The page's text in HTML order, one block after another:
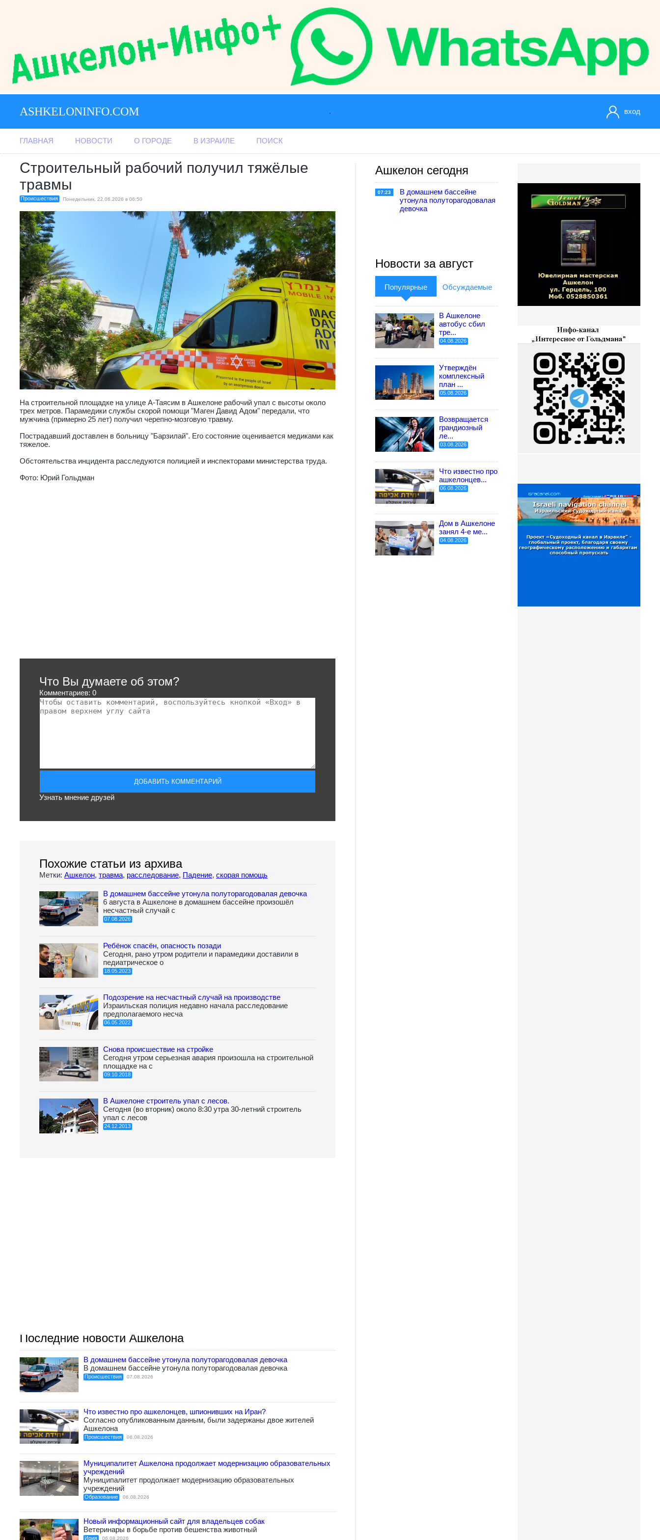
ASHKELONINFO.COM . вход
ГЛАВНАЯ НОВОСТИ О ГОРОДЕ В ИЗРАИЛЕ ПОИСК
Строительный рабочий получил тяжёлые
травмы
Происшествия Понедельник, 22.06.2026 в 06:50
На строительной площадке на улице А-Таясим в Ашкелоне рабочий упал с высоты около
трех метров. Парамедики службы скорой помощи "Маген Давид Адом" передали, что
мужчина (примерно 25 лет) получил черепно-мозговую травму.
Пострадавший доставлен в больницу "Барзилай". Его состояние оценивается медиками как
тяжелое.
Обстоятельства инцидента расследуются полицией и инспекторами министерства труда.
Фото: Юрий Гольдман
Что Вы думаете об этом?
Комментариев: 0
Узнать мнение друзей
Похожие статьи из архива
Метки: Ашкелон, травма, расследование, Падение, скорая помощь
В домашнем бассейне утонула полуторагодовалая девочка
6 августа в Ашкелоне в домашнем бассейне произошёл
несчастный случай с
07.08.2026
Ребёнок спасён, опасность позади
Сегодня, рано утром родители и парамедики доставили в
педиатрическое о
18.05.2023
Подозрение на несчастный случай на производстве
Израильская полиция недавно начала расследование
предполагаемого несча
06.05.2022
Снова происшествие на стройке
Сегодня утром серьезная авария произошла на строительной
площадке на с
09.10.2018
В Ашкелоне строитель упал с лесов.
Сегодня (во вторник) около 8:30 утра 30-летний строитель
упал с лесов
24.12.2013
Последние новости Ашкелона
В домашнем бассейне утонула полуторагодовалая девочка
В домашнем бассейне утонула полуторагодовалая девочка
Происшествия 07.08.2026
Что известно про ашкелонцев, шпионивших на Иран?
Согласно опубликованным данным, были задержаны двое жителей
Ашкелона
Происшествия 06.08.2026
Муниципалитет Ашкелона продолжает модернизацию образовательных
учреждений
Муниципалитет продолжает модернизацию образовательных
учреждений
Образование 06.08.2026
Новый информационный сайт для владельцев собак
Ветеринары в борьбе против бешенства животный
Ирия 06.08.2026
Ашкелон сегодня
07:23
В домашнем бассейне
утонула полуторагодовалая
девочка
Новости за август
Популярные Обсуждаемые
В Ашкелоне
автобус сбил
тре...
04.08.2026
Утверждён
комплексный
план ...
05.08.2026
Возвращается
грандиозный
ле...
03.08.2026
Что известно про
ашкелонцев...
06.08.2026
Дом в Ашкелоне
занял 4-е ме...
04.08.2026